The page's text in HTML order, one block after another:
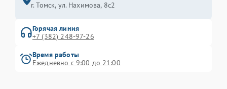
г. Томск, ул. Нахимова, 8с2
Горячая линия
+7 (382) 248-97-26
Время работы
Ежедневно с 9:00 до 21:00